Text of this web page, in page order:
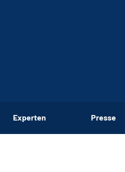
Experten Presse